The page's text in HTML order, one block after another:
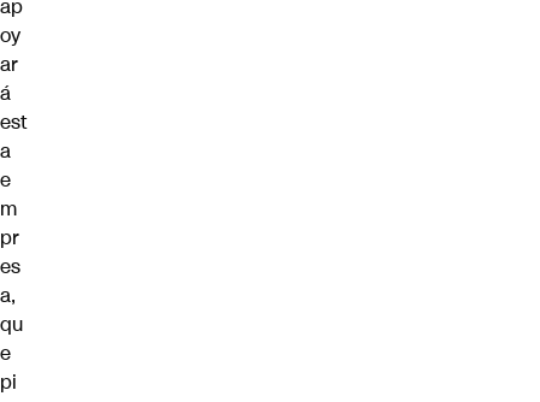
ap
oy
ar
á
est
a
e
m
pr
es
a,
qu
e
pi